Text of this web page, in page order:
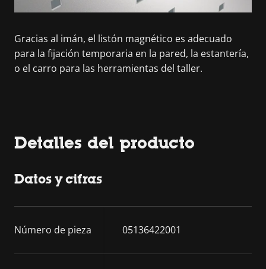
Gracias al imán, el listón magnético es adecuado
para la fijación temporaria en la pared, la estantería,
o el carro para las herramientas del taller.
Detalles del producto
Datos y cifras
Número de pieza 05136422001